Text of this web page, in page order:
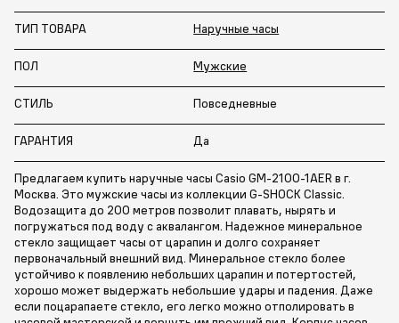
ТИП ТОВАРА Наручные часы
ПОЛ Мужские
СТИЛЬ Повседневные
ГАРАНТИЯ Да
Предлагаем купить наручные часы Casio GM-2100-1AER в г.
Москва. Это мужские часы из коллекции G-SHOCK Classic.
Водозащита до 200 метров позволит плавать, нырять и
погружаться под воду с аквалангом. Надежное минеральное
стекло защищает часы от царапин и долго сохраняет
первоначальный внешний вид. Минеральное стекло более
устойчиво к появлению небольших царапин и потертостей,
хорошо может выдержать небольшие удары и падения. Даже
если поцарапаете стекло, его легко можно отполировать в